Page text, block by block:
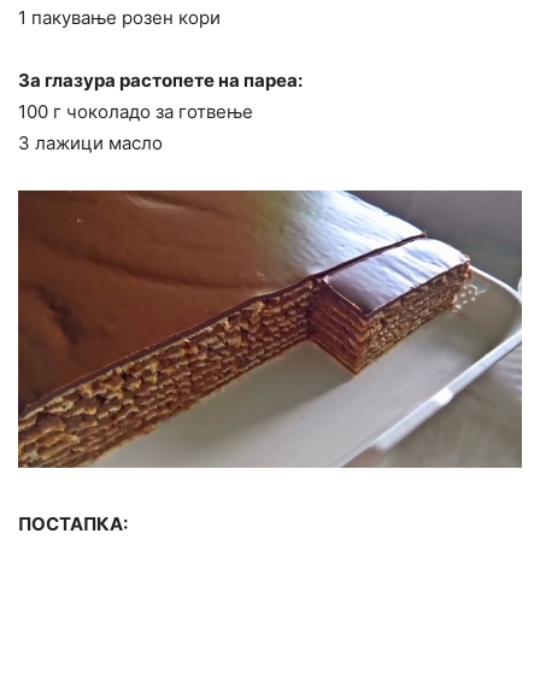
1 пакување розен кори
За глазура растопете на пареа:
100 г чоколадо за готвење
3 лажици масло
ПОСТАПКА: